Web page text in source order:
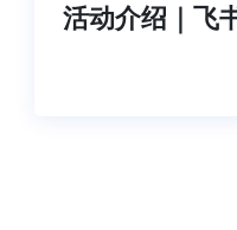
活动介绍｜飞